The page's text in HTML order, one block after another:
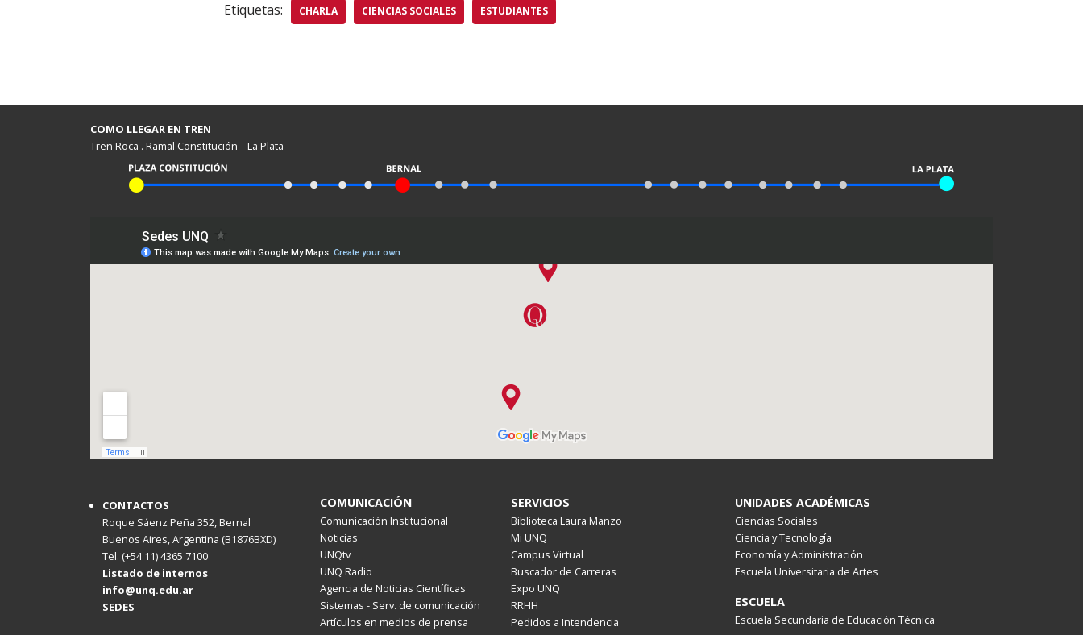
Etiquetas: CHARLA CIENCIAS SOCIALES ESTUDIANTES
COMO LLEGAR EN TREN
Tren Roca . Ramal Constitución – La Plata
CONTACTOS
Roque Sáenz Peña 352, Bernal
Buenos Aires, Argentina (B1876BXD)
Tel. (+54 11) 4365 7100
Listado de internos
info@unq.edu.ar
SEDES
COMUNICACIÓN
Comunicación Institucional
Noticias
UNQtv
UNQ Radio
Agencia de Noticias Científicas
Sistemas - Serv. de comunicación
Artículos en medios de prensa
SERVICIOS
Biblioteca Laura Manzo
Mi UNQ
Campus Virtual
Buscador de Carreras
Expo UNQ
RRHH
Pedidos a Intendencia
UNIDADES ACADÉMICAS
Ciencias Sociales
Ciencia y Tecnología
Economía y Administración
Escuela Universitaria de Artes
ESCUELA
Escuela Secundaria de Educación Técnica